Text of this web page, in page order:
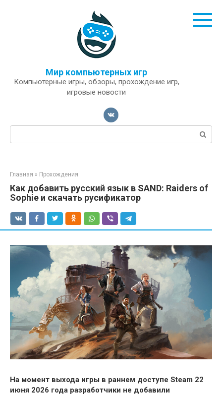
Мир компьютерных игр
Компьютерные игры, обзоры, прохождение игр,
игровые новости
Поиск:
Главная » Прохождения
Как добавить русский язык в SAND: Raiders of
Sophie и скачать русификатор
На момент выхода игры в раннем доступе Steam 22
июня 2026 года разработчики не добавили